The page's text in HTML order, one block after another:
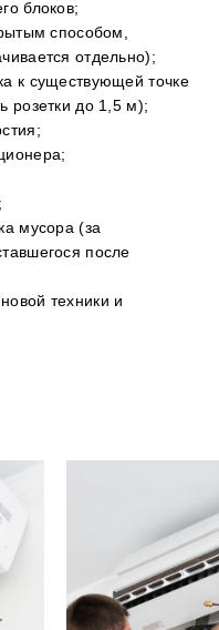
блоков;
способом,
отдельно);
к существующей точке
розетки до 1,5 м);
мусора (за
после
техники и